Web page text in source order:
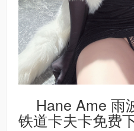
Hane Ame 雨
铁道卡夫卡免费